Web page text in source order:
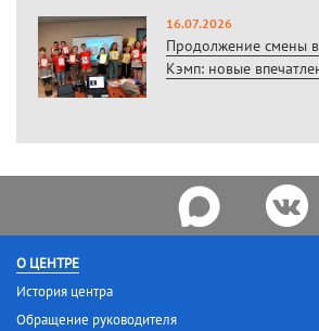
16.07.2026
Продолжение смены
Кэмп: новые
О ЦЕНТРЕ
История центра
Обращение руководителя